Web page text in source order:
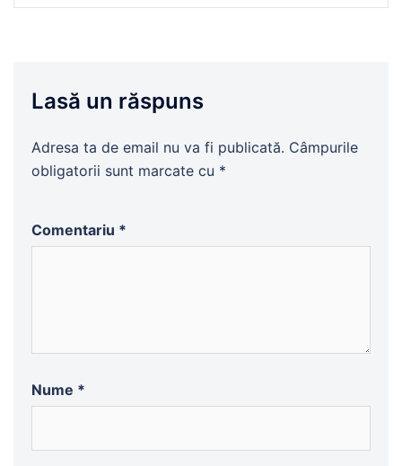
Lasă un răspuns
Adresa ta de email nu va fi publicată. Câmpurile
obligatorii sunt marcate cu *
Comentariu *
Nume *